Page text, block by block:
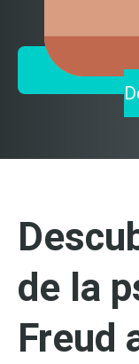
de la
Freud